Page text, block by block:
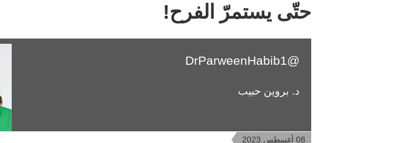
حتّى يستمرّ الفرح!
@DrParweenHabib1
د. بروين حبيب
08 أغسطس 2023